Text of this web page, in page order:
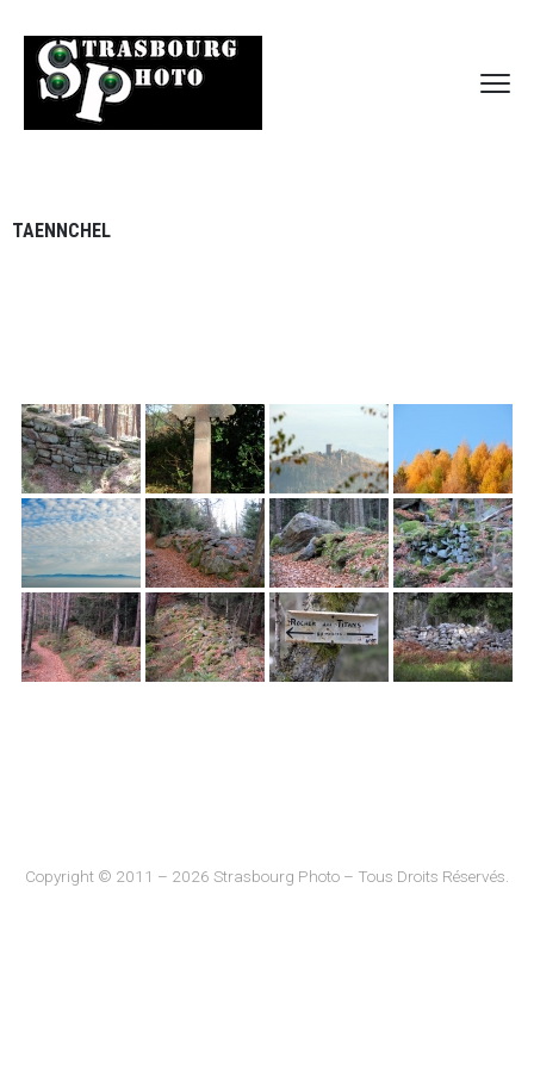
TAENNCHEL
Copyright © 2011 – 2026 Strasbourg Photo – Tous Droits Réservés.